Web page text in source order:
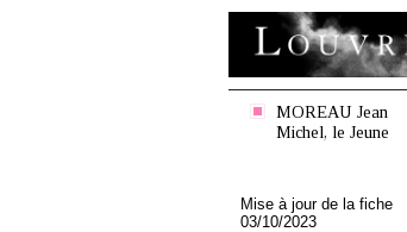
MOREAU Jean
Michel, le Jeune
Mise à jour de la fiche
03/10/2023